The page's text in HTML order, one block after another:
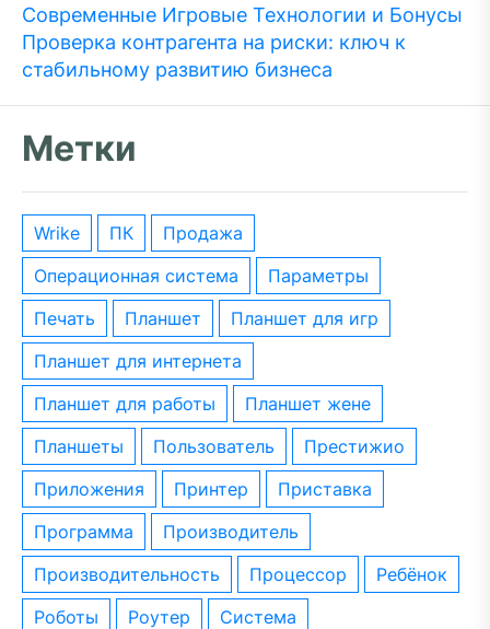
Современные Игровые Технологии и Бонусы
Проверка контрагента на риски: ключ к
стабильному развитию бизнеса
Метки
wrike ПК
Продажа
операционная система
параметры
печать
планшет
планшет для игр
планшет для интернета
планшет для работы
планшет жене
планшеты
пользователь
престижио
приложения
принтер
приставка
программа
производитель
производительность
процессор
ребёнок
роботы
роутер
система